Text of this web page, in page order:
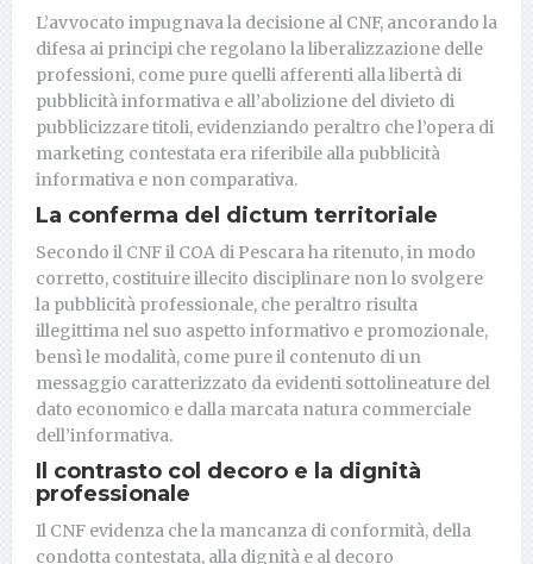
L’avvocato impugnava la decisione al CNF, ancorando la
difesa ai principi che regolano la liberalizzazione delle
professioni, come pure quelli afferenti alla libertà di
pubblicità informativa e all’abolizione del divieto di
pubblicizzare titoli, evidenziando peraltro che l’opera di
marketing contestata era riferibile alla pubblicità
informativa e non comparativa.
La conferma del dictum territoriale
Secondo il CNF il COA di Pescara ha ritenuto, in modo
corretto, costituire illecito disciplinare non lo svolgere
la pubblicità professionale, che peraltro risulta
illegittima nel suo aspetto informativo e promozionale,
bensì le modalità, come pure il contenuto di un
messaggio caratterizzato da evidenti sottolineature del
dato economico e dalla marcata natura commerciale
dell’informativa.
Il contrasto col decoro e la dignità
professionale
Il CNF evidenza che la mancanza di conformità, della
condotta contestata, alla dignità e al decoro